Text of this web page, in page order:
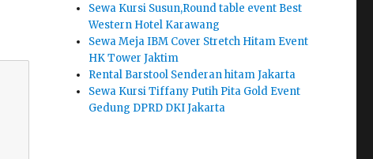
Sewa Kursi Susun,Round table event Best
Western Hotel Karawang
Sewa Meja IBM Cover Stretch Hitam Event
HK Tower Jaktim
Rental Barstool Senderan hitam Jakarta
Sewa Kursi Tiffany Putih Pita Gold Event
Gedung DPRD DKI Jakarta